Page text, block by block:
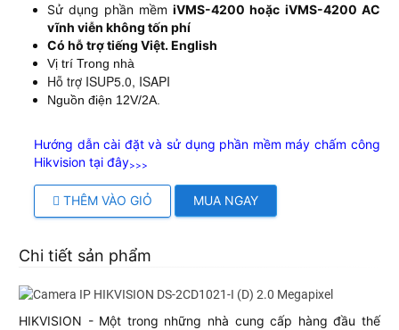
Sử dụng phần mềmiVMS-4200 hoặc iVMS-4200 AC
vĩnh viễn không tốn phí
Có hỗ trợ tiếng Việt. English
Vị trí Trong nhà
Hỗ trợ ISUP5.0, ISAPI
Nguồn điện 12V/2A.
Hướng dẫn cài đặt và sử dụng phần mềm máy chấm công
Hikvision tại đây>>>
THÊM VÀO GIỎ MUA NGAY
Chi tiết sản phẩm
HIKVISION - Một trong những nhà cung cấp hàng đầu thế